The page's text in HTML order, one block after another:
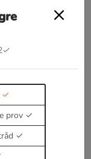
≤
relationen
< och
Prova i 30
✓
prov